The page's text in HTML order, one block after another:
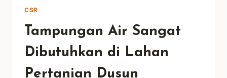
CSR
Tampungan Air Sangat
Dibutuhkan di Lahan
Pertanian Dusun